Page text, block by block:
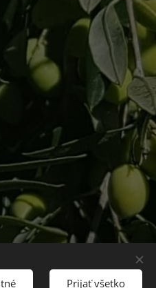
CZK Kč HUF Ft PLN zł
Prijať všetko